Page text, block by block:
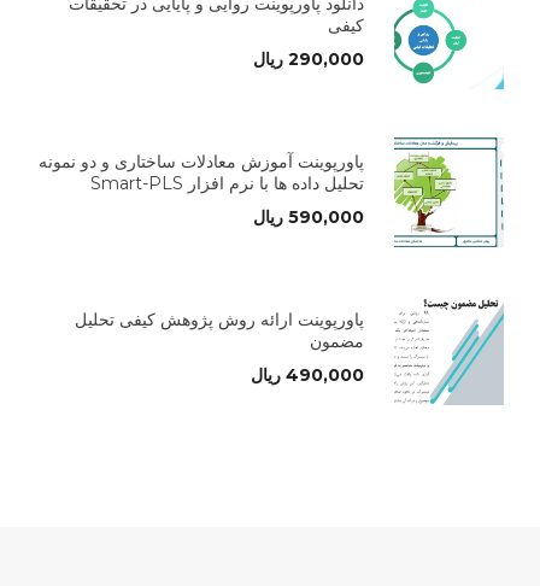
کیفی
290,000 ریال
پاورپوینت آموزش معادلات ساختاری و دو نمونه
تحلیل داده ها با نرم افزار Smart-PLS
590,000 ریال
پاورپوینت ارائه روش پژوهش کیفی تحلیل
مضمون
490,000 ریال